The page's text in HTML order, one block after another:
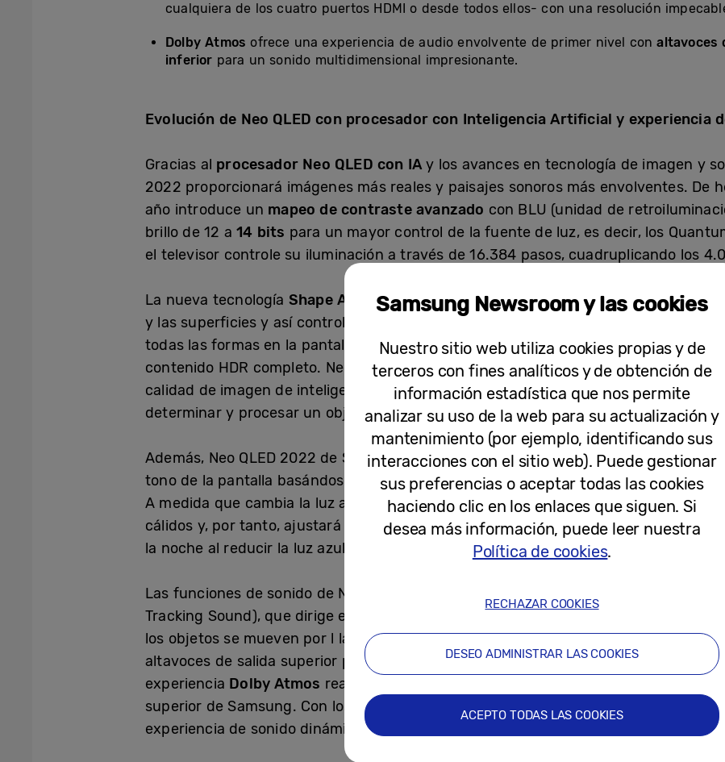
cualquiera de los cuatro puertos HDMI o desde todos ellos- con una resolución
Dolby Atmos ofrece una experiencia de audio envolvente de primer nivel conaltavoces
inferior para un sonido multidimensional impresionante.
Evolución de Neo QLED con procesador con Inteligencia Artificial y experiencia
Gracias al procesador Neo QLED con IA y los avances en tecnología de imagen y
2022 proporcionará imágenes más reales y paisajes sonoros más envolventes. De
año introduce un mapeo de contraste avanzado con BLU (unidad de
brillo de 12 a14 bits para un mayor control de la fuente de luz, es decir, los
el televisor controle su iluminación a través de 16.384 pasos, cuadruplicando los
La nueva tecnología Shape Adaptive Lightaprovecha el procesador Neo QLED
y las superficies y así controlar la forma de la luz de los Quantum Mini LEDs,
todas las formas en la pantalla. El resultado es una calidad de imagen
contenido HDR completo. Neo QLED 2022 de Samsung también cuenta conReal
calidad de imagen de inteligencia múltiple. Este avance tecnológico crea una
determinar y procesar un objeto en la pantalla contra su fondo para crear una
Además, Neo QLED 2022 de Samsung cuenta con elmodo EyeComfort, que ajusta
tono de la pantalla basándose en un sensor de luz integrado y en la información
A medida que cambia la luz ambiental, la pantalla reducirá gradualmente la
cálidos y, por tanto, ajustará los niveles de luz azul. Esto permite una experiencia
la noche al reducir la luz azul que puede afectar a la calidad del sueño.
Las funciones de sonido de Neo QLED también reciben una importante
Tracking Sound), que dirige el sonido al lugar exacto donde se produce la acción,
los objetos se mueven por l la habitación, los productos 2022 contarán conOTS Pro
altavoces de salida superior para crear un sonido envolvente a otro nivel. Neo
experiencia Dolby Atmos realmente notable gracias a la incorporación de los
superior de Samsung. Con los altavoces multicanal colocados en todo el televisor,
experiencia de sonido dinámica que sigue las acciones desde todos los rincones.
Samsung Newsroom y las cookies
Nuestro sitio web utiliza cookies propias y de
terceros con fines analíticos y de obtención de
información estadística que nos permite
analizar su uso de la web para su actualización y
mantenimiento (por ejemplo, identificando sus
interacciones con el sitio web). Puede gestionar
sus preferencias o aceptar todas las cookies
haciendo clic en los enlaces que siguen. Si
desea más información, puede leer nuestra
Política de cookies.
RECHAZAR COOKIES
DESEO ADMINISTRAR LAS COOKIES
ACEPTO TODAS LAS COOKIES